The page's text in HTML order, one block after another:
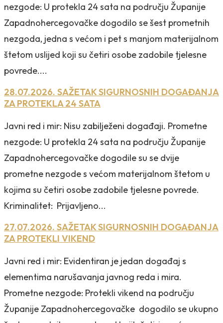
nezgode: U protekla 24 sata na području Županije
Zapadnohercegovačke dogodilo se šest prometnih
nezgoda, jedna s većom i pet s manjom materijalnom
štetom uslijed koji su četiri osobe zadobile tjelesne
povrede....
28.07.2026. SAŽETAK SIGURNOSNIH DOGAĐANJA
ZA PROTEKLA 24 SATA
Javni red i mir: Nisu zabilježeni događaji. Prometne
nezgode: U protekla 24 sata na području Županije
Zapadnohercegovačke dogodile su se dvije
prometne nezgode s većom materijalnom štetom u
kojima su četiri osobe zadobile tjelesne povrede.
Kriminalitet: Prijavljeno...
27.07.2026. SAŽETAK SIGURNOSNIH DOGAĐANJA
ZA PROTEKLI VIKEND
Javni red i mir: Evidentiran je jedan događaj s
elementima narušavanja javnog reda i mira.
Prometne nezgode: Protekli vikend na području
Županije Zapadnohercegovačke dogodilo se ukupno